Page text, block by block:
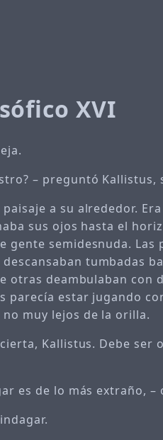
XVI
– preguntó Kallistus,
a su alrededor.
sus ojos hasta el
gente semidesnuda. Las
tumbadas
otras deambulaban con
parecía estar jugando
muy lejos de la orilla.
Kallistus. Debe ser
es de lo más extraño, –